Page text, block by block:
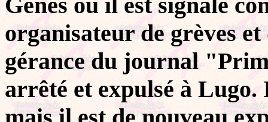
organisateur de grèves
gérance du journal
arrêté et expulsé à Lugo.